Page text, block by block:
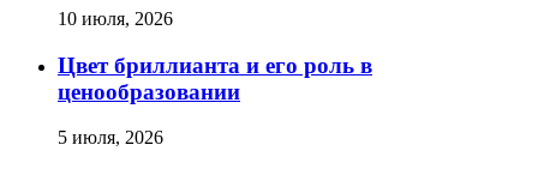
10 июля, 2026
Цвет бриллианта и его роль в
ценообразовании
5 июля, 2026